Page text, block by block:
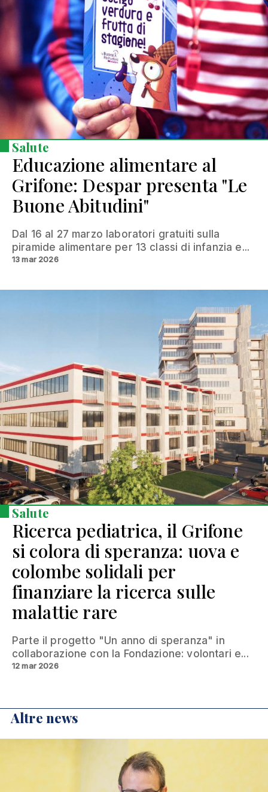
Salute
Educazione alimentare al
Grifone: Despar presenta "Le
Buone Abitudini"
Dal 16 al 27 marzo laboratori gratuiti sulla
piramide alimentare per 13 classi di infanzia e...
13 mar 2026
Salute
Ricerca pediatrica, il Grifone
si colora di speranza: uova e
colombe solidali per
finanziare la ricerca sulle
malattie rare
Parte il progetto "Un anno di speranza" in
collaborazione con la Fondazione: volontari e...
12 mar 2026
Altre news